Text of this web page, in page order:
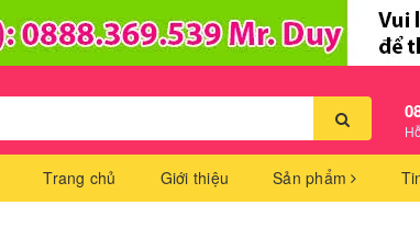
Trang chủ Giới thiệu Sản phẩm